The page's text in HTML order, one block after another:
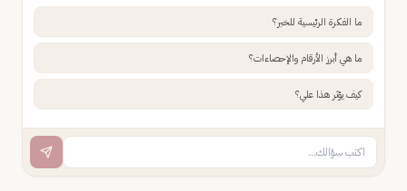
ما الفكرة الرئيسية للخبر؟
ما هي أبرز الأرقام والإحصاءات؟
كيف يؤثر هذا علي؟